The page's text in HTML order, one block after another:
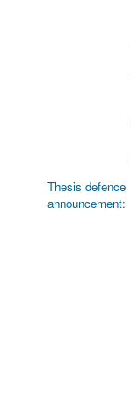
Thesis defence
announcement: